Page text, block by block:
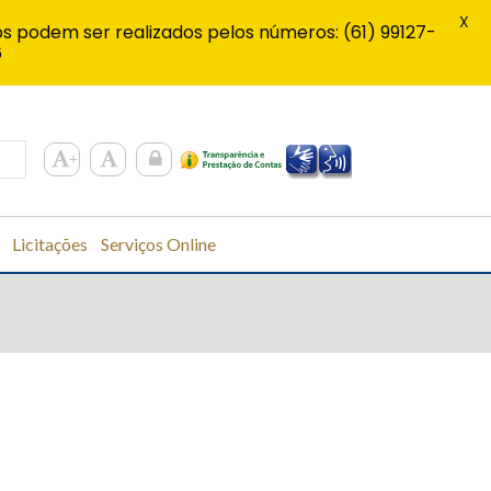
Licitações Serviços Online
ser realizados pelos números: (61) 99127-
X